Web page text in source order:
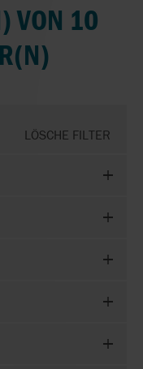
VON 10
LÖSCHE FILTER